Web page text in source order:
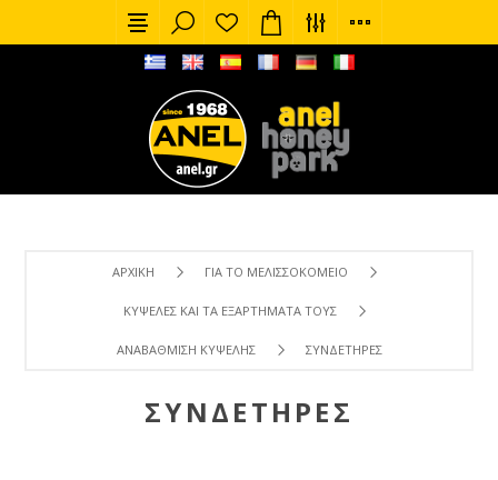
ΑΡΧΙΚΉ ΓΙΑ ΤΟ ΜΕΛΙΣΣΟΚΟΜΕΊΟ
ΚΥΨΈΛΕΣ ΚΑΙ ΤΑ ΕΞΑΡΤΉΜΑΤΑ ΤΟΥΣ
ΑΝΑΒΆΘΜΙΣΗ ΚΥΨΈΛΗΣ ΣΥΝΔΕΤΉΡΕΣ
ΣΥΝΔΕΤΉΡΕΣ